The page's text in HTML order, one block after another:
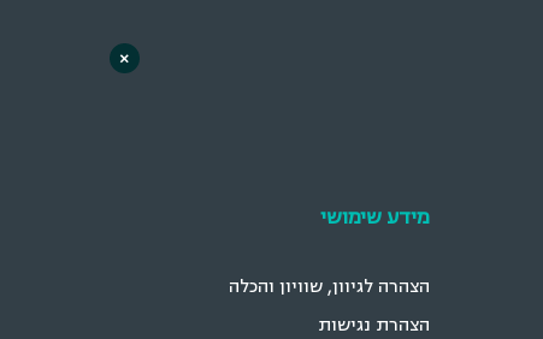
מידע שימושי
הצהרה לגיוון, שוויון והכלה
הצהרת נגישות
×